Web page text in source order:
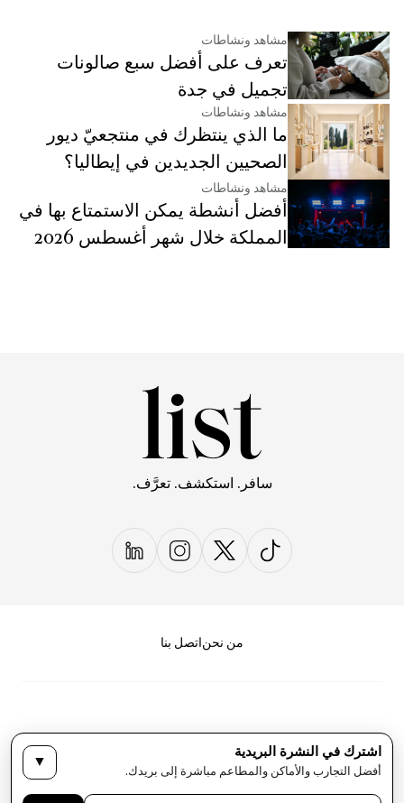
مشاهد ونشاطات
تعرف على أفضل سبع صالونات
تجميل في جدة
مشاهد ونشاطات
ما الذي ينتظرك في منتجعيّ ديور
الصحيين الجديدين في إيطاليا؟
مشاهد ونشاطات
أفضل أنشطة يمكن الاستمتاع بها في
المملكة خلال شهر أغسطس 2026
سافر. استكشف. تعرَّف.
من نحن اتصل بنا
سياسة الخصوصية
الأحكام والشروط
حقوق النشر لمجلة LIST كل الحقوق محفوظة
اشترك في النشرة البريدية
أفضل التجارب والأماكن والمطاعم مباشرة إلى بريدك.
▼